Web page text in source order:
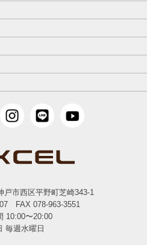
戸市西区平野町芝崎343-1
FAX 078-963-3551
10:00〜20:00
毎週水曜日